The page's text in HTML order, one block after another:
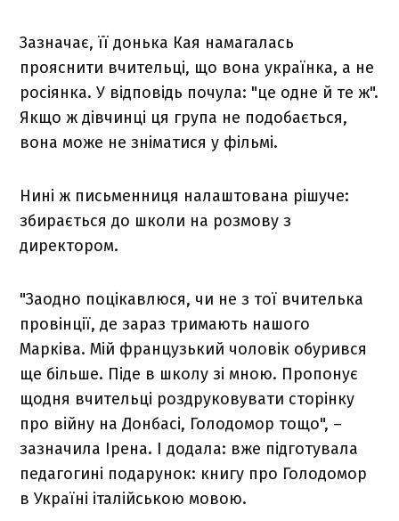
Зазначає, її донька Кая намагалась
прояснити вчительці, що вона українка, а не
росіянка. У відповідь почула: "це одне й те ж".
Якщо ж дівчинці ця група не подобається,
вона може не зніматися у фільмі.
Нині ж письменниця налаштована рішуче:
збирається до школи на розмову з
директором.
"Заодно поцікавлюся, чи не з тої вчителька
провінції, де зараз тримають нашого
Марківа. Мій французький чоловік обурився
ще більше. Піде в школу зі мною. Пропонує
щодня вчительці роздруковувати сторінку
про війну на Донбасі, Голодомор тощо", –
зазначила Ірена. І додала: вже підготувала
педагогині подарунок: книгу про Голодомор
в Україні італійською мовою.